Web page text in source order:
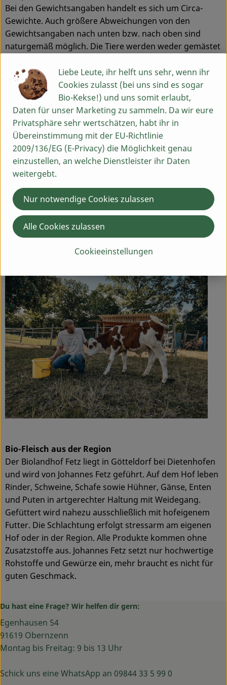
Bei den Gewichtsangaben handelt es sich um Circa-
Gewichte. Auch größere Abweichungen von den
Gewichtsangaben nach unten bzw. nach oben sind
naturgemäß möglich. Die Tiere werden weder gemästet
Gewichtsschwankungen zu Stande, die im Vorfeld nicht
absehbar sind.
Bitte lagern Sie das Fleisch immer bei einer Temperatur
von 0-4°C. Das angegebene Haltbarkeitsdatum gilt nur
bei Einhaltung dieser Temperaturen.
Produktinformationen
Herkunft
Hersteller: Biolandhof Fetz
Bio-Fleisch aus der Region
Der Biolandhof Fetz liegt in Götteldorf bei Dietenhofen
und wird von Johannes Fetz geführt. Auf dem Hof leben
Rinder, Schweine, Schafe sowie Hühner, Gänse, Enten
und Puten in artgerechter Haltung mit Weidegang.
Gefüttert wird nahezu ausschließlich mit hofeigenem
Futter. Die Schlachtung erfolgt stressarm am eigenen
Hof oder in der Region. Alle Produkte kommen ohne
Zusatzstoffe aus. Johannes Fetz setzt nur hochwertige
Rohstoffe und Gewürze ein, mehr braucht es nicht für
guten Geschmack.
Du hast eine Frage? Wir helfen dir gern:
Egenhausen 54
91619 Obernzenn
Montag bis Freitag: 9 bis 13 Uhr
Schick uns eine WhatsApp an 09844 33 5 99 0
Liebe Leute, ihr helft uns sehr, wenn ihr
Cookies zulasst (bei uns sind es sogar
Bio-Kekse!) und uns somit erlaubt,
Daten für unser Marketing zu sammeln. Da wir eure
Privatsphäre sehr wertschätzen, habt ihr in
Übereinstimmung mit der EU-Richtlinie
2009/136/EG (E-Privacy) die Möglichkeit genau
einzustellen, an welche Dienstleister ihr Daten
weitergebt.
Cookieeinstellungen
Nur notwendige Cookies zulassen
Alle Cookies zulassen